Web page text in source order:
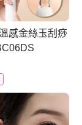
感金絲玉刮痧